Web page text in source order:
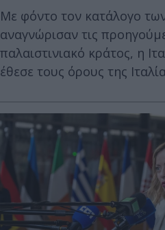
Με φόντο τον κατάλογο
αναγνώρισαν τις
παλαιστινιακό κράτος, η
έθεσε τους όρους της